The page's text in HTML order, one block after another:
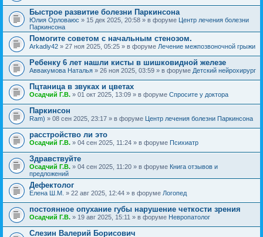
Быстрое развитие болезни Паркинсона
Юлия Орловаюс » 15 дек 2025, 20:58 » в форуме Центр лечения болезни
Паркинсона
Помогите советом с начальным стенозом.
Arkadiy42 » 27 ноя 2025, 05:25 » в форуме Лечение межпозвоночной грыжи
Ребенку 6 лет нашли кисты в шишковидной железе
Аввакумова Наталья » 26 ноя 2025, 03:59 » в форуме Детский нейрохирург
Пцтаница в звуках и цветах
Осадчий Г.В. » 01 окт 2025, 13:09 » в форуме Спросите у доктора
Паркинсон
Ram) » 08 сен 2025, 23:17 » в форуме Центр лечения болезни Паркинсона
расстройство ли это
Осадчий Г.В. » 04 сен 2025, 11:24 » в форуме Психиатр
Здравствуйте
Осадчий Г.В. » 04 сен 2025, 11:20 » в форуме Книга отзывов и
предложений
Дефектолог
Елена Ш.М. » 22 авг 2025, 12:44 » в форуме Логопед
постоянное опухание губы нарушение четкости зрения
Осадчий Г.В. » 19 авг 2025, 15:11 » в форуме Невропатолог
Слезин Валерий Борисович